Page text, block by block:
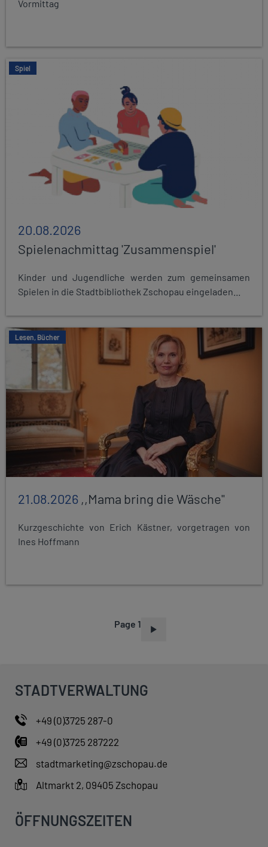
Vormittag
Spiel
20.08.2026
Spielenachmittag 'Zusammenspiel'
Kinder und Jugendliche werden zum gemeinsamen
Spielen in die Stadtbibliothek Zschopau eingeladen...
Lesen, Bücher
21.08.2026 ,,Mama bring die Wäsche"
Kurzgeschichte von Erich Kästner, vorgetragen von
Ines Hoffmann
Page 1
STADTVERWALTUNG
+49 (0)3725 287-0
+49 (0)3725 287222
stadtmarketing@zschopau.de
Altmarkt 2, 09405 Zschopau
ÖFFNUNGSZEITEN